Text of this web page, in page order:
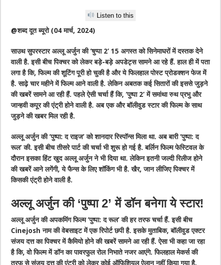
Listen to this
@शब्द दूत ब्यूरो (04 मार्च, 2024)
साउथ सुपरस्टार अल्लू अर्जुन की ‘षुप्पा 2’ 15 अगस्त को सिनेमाघरों में दस्तक देने
वाली है. इसी बीच पिक्चर को लेकर बड़े-बड़े अपडेट्स सामने आ रहे हैं. हाल ही में पता
लगा है कि, फिल्म की शूटिंग पूरी हो चुकी है और ये फिलहाल पोस्ट प्रोडक्शन फेज में
है. साढ़े चार महीने में फिल्म आने वाली है. लेकिन अबतक कई सितारों की इससे जुड़ने
की खबरें सामने आ रही हैं. पहले ऐसी चर्चा हैं कि, ‘पुष्पा 2’ में समांथा रुथ प्रभु और
जान्हवी कपूर की एंट्री होने वाली है. अब एक और बॉलीवुड स्टार की फिल्म के साथ
जुड़ने की खबर मिल रही है.
अल्लू अर्जुन की ‘पुष्पा: द राइज’ को शानदार रिस्पॉन्स मिला था. अब बारी ‘पुष्पा: द
रूल’ की. इसी बीच तीसरे पार्ट की चर्चा भी शुरू हो गई है. बर्लिन फिल्म फेस्टिवल के
दौरान इसका हिंट खुद अल्लू अर्जुन ने भी दिया था. लेकिन इतनी जल्दी रिलीज होने
की खबरें आने लगेंगी, ये फैन्स के लिए शॉकिंग भी है. खैर, जान लीजिए पिक्चर में
किसकी एंट्री होने वाली है.
अल्लू अर्जुन की ‘पुष्पा 2’ में डॉन बनेगा ये स्टार!
अल्लू अर्जुन की अपकमिंग फिल्म ‘पुष्पा: द रूल’ की हर तरफ चर्चा हैं. इसी बीच
Cinejosh नाम की वेबसाइट में एक रिपोर्ट छपी है. इसके मुताबिक, बॉलीवुड एक्टर
संजय दत्त का पिक्चर में कैमियो होने की खबरें सामने आ रही हैं. ऐसा भी कहा जा रहा
है कि, वो फिल्म में डॉन का पावरफुल रोल निभाते नजर आएंगे. फिलहाल मेकर्स की
तरफ से संजय दत्त की एंट्री को लेकर कोई ऑफिशियल ऐलान नहीं किया गया है.